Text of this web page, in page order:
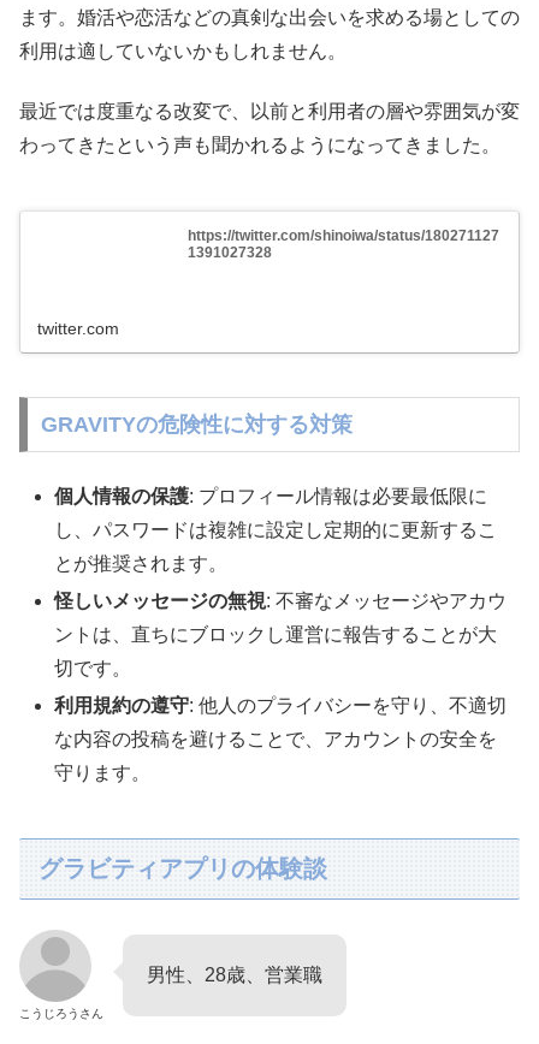
ます。婚活や恋活などの真剣な出会いを求める場としての
利用は適していないかもしれません。
最近では度重なる改変で、以前と利用者の層や雰囲気が変
わってきたという声も聞かれるようになってきました。
https://twitter.com/shinoiwa/status/180271127
1391027328
twitter.com
GRAVITYの危険性に対する対策
個人情報の保護: プロフィール情報は必要最低限に
し、パスワードは複雑に設定し定期的に更新するこ
とが推奨されます。
怪しいメッセージの無視: 不審なメッセージやアカウ
ントは、直ちにブロックし運営に報告することが大
切です。
利用規約の遵守: 他人のプライバシーを守り、不適切
な内容の投稿を避けることで、アカウントの安全を
守ります。
グラビティアプリの体験談
こうじろうさん
男性、28歳、営業職